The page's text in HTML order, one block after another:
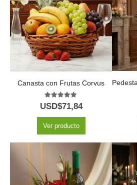
Canasta con Frutas Corvus
5.00out of 5
USD$71,84
Ver producto